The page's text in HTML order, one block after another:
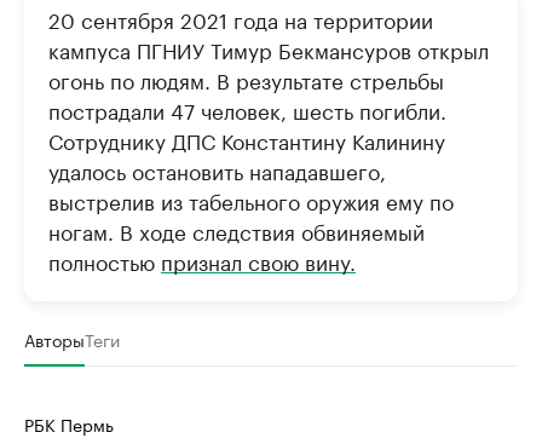
20 сентября 2021 года на территории
кампуса ПГНИУ Тимур Бекмансуров открыл
огонь по людям. В результате стрельбы
пострадали 47 человек, шесть погибли.
Сотруднику ДПС Константину Калинину
удалось остановить нападавшего,
выстрелив из табельного оружия ему по
ногам. В ходе следствия обвиняемый
полностью признал свою вину.
АвторыТеги
РБК Пермь